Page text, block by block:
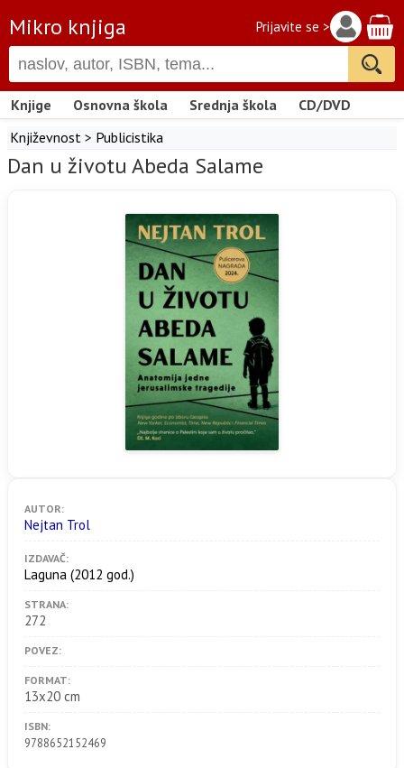
Mikro knjiga Prijavite se >
Knjige Osnovna škola Srednja škola
CD/DVD
Književnost > Publicistika
Dan u životu Abeda Salame
AUTOR:
Nejtan Trol
IZDAVAČ:
Laguna (2012 god.)
STRANA:
272
POVEZ:
FORMAT:
13x20 cm
ISBN:
9788652152469